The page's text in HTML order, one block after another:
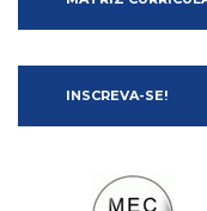
INSCREVA-SE!